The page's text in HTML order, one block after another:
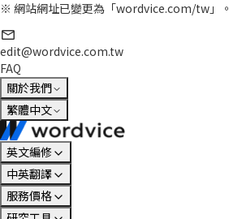
※ 網站網址已變更為「wordvice.com/tw」。
edit@wordvice.com.tw
FAQ
關於我們
繁體中文
英文編修
中英翻譯
服務價格